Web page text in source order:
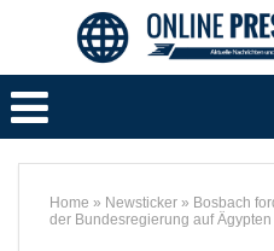
Home » Newsticker » Bosbach
der Bundesregierung auf Ägypten